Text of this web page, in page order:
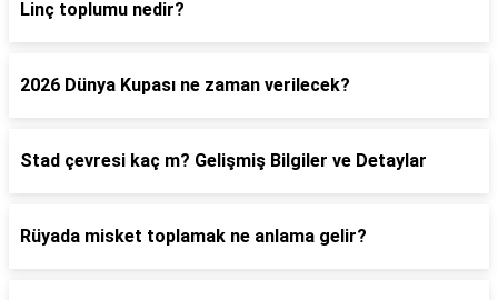
Linç toplumu nedir?
2026 Dünya Kupası ne zaman verilecek?
Stad çevresi kaç m? Gelişmiş Bilgiler ve Detaylar
Rüyada misket toplamak ne anlama gelir?